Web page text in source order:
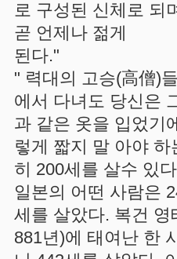
로 구성된 신체로 되
곧 언제나 젊게
된다."
" 력대의 고승(高僧)
에서 다녀도 당신은
과 같은 옷을 입었기
렇게 짧지 말 아야
히 200세를 살수 있
일본의 어떤 사람은
세를 살았다. 복건
881년)에 태여난 한